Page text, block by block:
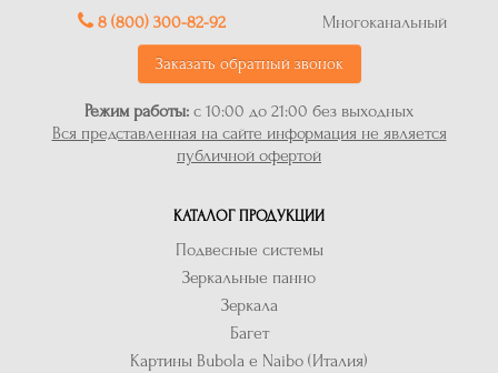
8 (800) 300-82-92 Многоканальный
Заказать обратный звонок
Режим работы: с 10:00 до 21:00 без выходных
Вся представленная на сайте информация не является
публичной офертой
КАТАЛОГ ПРОДУКЦИИ
Подвесные системы
Зеркальные панно
Зеркала
Багет
Картины Bubola e Naibo (Италия)